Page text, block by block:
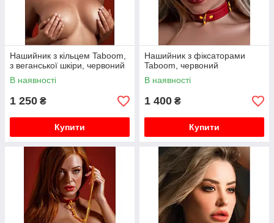
Нашийник з кільцем Taboom,
з веганської шкіри, червоний
В наявності
1 250 ₴
Купити
Нашийник з фіксаторами
Taboom, червоний
В наявності
1 400 ₴
Купити